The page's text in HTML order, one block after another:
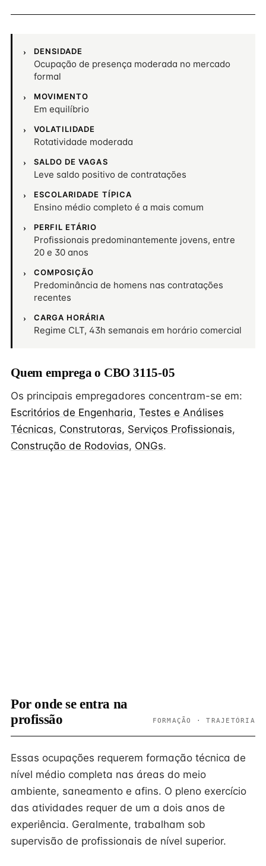
DENSIDADE
Ocupação de presença moderada no mercado
formal
MOVIMENTO
Em equilíbrio
VOLATILIDADE
Rotatividade moderada
SALDO DE VAGAS
Leve saldo positivo de contratações
ESCOLARIDADE TÍPICA
Ensino médio completo é a mais comum
PERFIL ETÁRIO
Profissionais predominantemente jovens, entre
20 e 30 anos
COMPOSIÇÃO
Predominância de homens nas contratações
recentes
CARGA HORÁRIA
Regime CLT, 43h semanais em horário comercial
Quem emprega o CBO 3115-05
Os principais empregadores concentram-se em:
Escritórios de Engenharia, Testes e Análises
Técnicas, Construtoras, Serviços Profissionais,
Construção de Rodovias, ONGs.
Por onde se entra na
profissão
FORMAÇÃO · TRAJETÓRIA
Essas ocupações requerem formação técnica de
nível médio completa nas áreas do meio
ambiente, saneamento e afins. O pleno exercício
das atividades requer de um a dois anos de
experiência. Geralmente, trabalham sob
supervisão de profissionais de nível superior.